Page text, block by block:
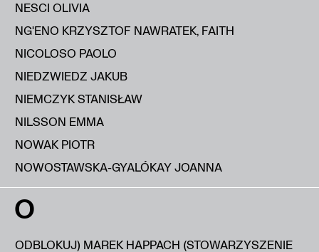
NESCI OLIVIA
NG'ENO KRZYSZTOF NAWRATEK, FAITH
NICOLOSO PAOLO
NIEDZWIEDZ JAKUB
NIEMCZYK STANISŁAW
NILSSON EMMA
NOWAK PIOTR
NOWOSTAWSKA-GYALÓKAY JOANNA
O
ODBLOKUJ) MAREK HAPPACH (STOWARZYSZENIE